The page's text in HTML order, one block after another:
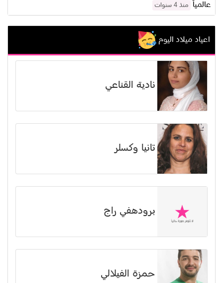
عالمياً
منذ 4 سنوات
اعياد ميلاد اليوم
نادية القناعي
تانيا وكسلر
برودهفي راج
حمزة الفيلالي